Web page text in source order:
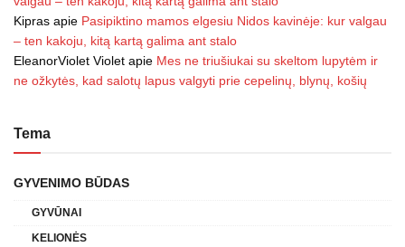
Kipras apie Pasipiktino mamos elgesiu Nidos kavinėje: kur valgau
– ten kakoju, kitą kartą galima ant stalo
EleanorViolet Violet apie Mes ne triušiukai su skeltom lupytėm ir
ne ožkytės, kad salotų lapus valgyti prie cepelinų, blynų, košių
Tema
GYVENIMO BŪDAS
GYVŪNAI
KELIONĖS